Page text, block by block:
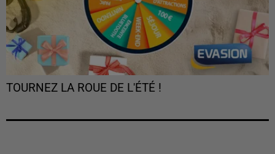
TOURNEZ LA ROUE DE L'ÉTÉ !